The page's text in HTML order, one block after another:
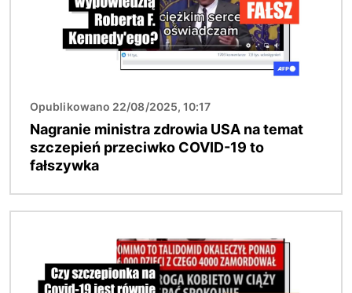
Opublikowano 22/08/2025, 10:17
Nagranie ministra zdrowia USA na temat
szczepień przeciwko COVID-19 to
fałszywka